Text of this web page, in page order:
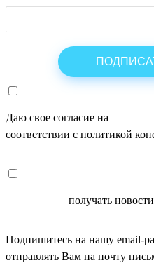
Даю свое согласие на
соответствии с политикой
получать
Подпишитесь на нашу email-
отправлять Вам на почту